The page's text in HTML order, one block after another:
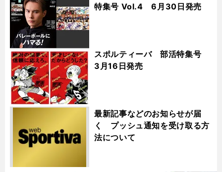
特集号 Vol.4 6月30日発売
スポルティーバ 部活特集号
3月16日発売
最新記事などのお知らせが届
く プッシュ通知を受け取る方
法について